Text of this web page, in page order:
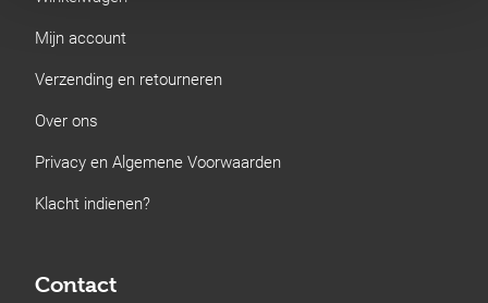
Mijn account
Verzending en retourneren
Over ons
Privacy en Algemene Voorwaarden
Klacht indienen?
Contact